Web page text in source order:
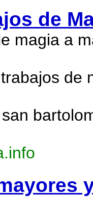
de
magia a
de